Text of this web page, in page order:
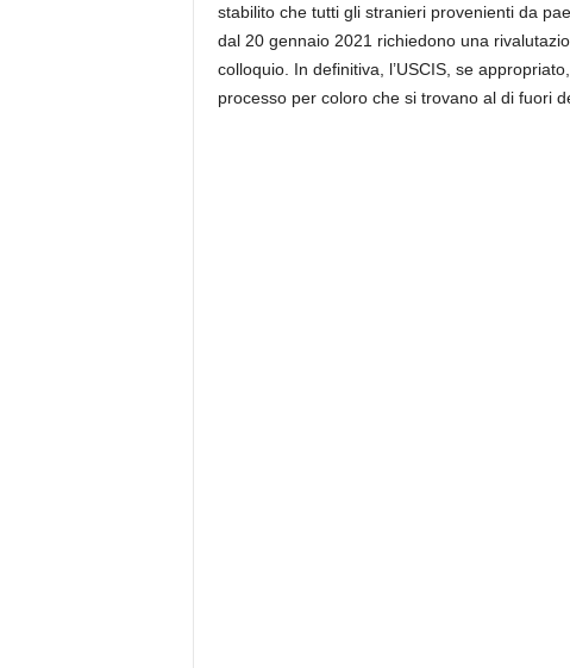
stabilito che tutti gli stranieri provenienti da
dal 20 gennaio 2021 richiedono una
colloquio. In definitiva, l’USCIS, se
processo per coloro che si trovano al di fuori